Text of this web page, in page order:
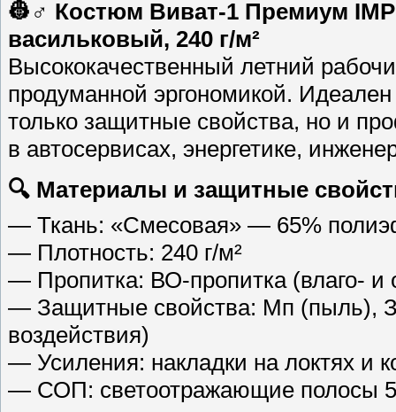
👷♂️ Костюм Виват-1 Премиум
васильковый, 240 г/м²
Высококачественный летний
продуманной эргономикой.
только защитные свойства, но и
в автосервисах, энергетике,
🔍 Материалы и защитные
— Ткань: «Смесовая» — 65%
— Плотность: 240 г/м²
— Пропитка: ВО-пропитка (влаго- и
— Защитные свойства: Мп (пыль), З
воздействия)
— Усиления: накладки на локтях и
— СОП: светоотражающие полосы